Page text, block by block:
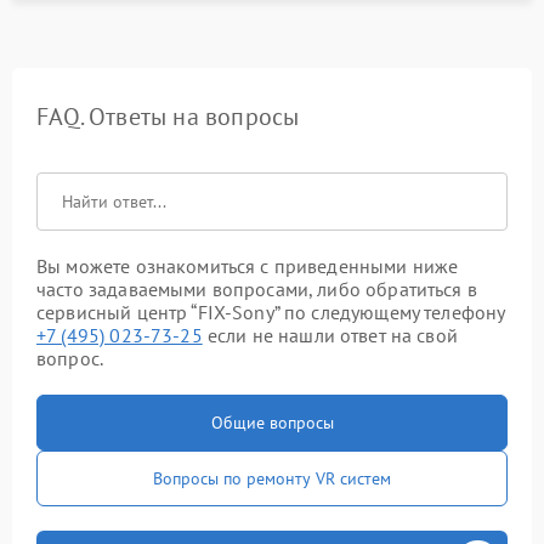
FAQ. Ответы на вопросы
Вы можете ознакомиться с приведенными ниже
часто задаваемыми вопросами, либо обратиться в
сервисный центр “FIX-Sony” по следующему телефону
+7 (495) 023-73-25 если не нашли ответ на свой
вопрос.
Общие вопросы
Вопросы по ремонту VR систем